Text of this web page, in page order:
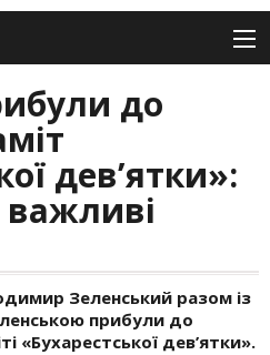
до
дев’ятки»:
важливі
Зеленський разом із
прибули до
«Бухарестської дев’ятки».